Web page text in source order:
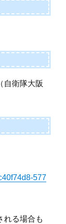
自衛隊大阪
577
れる場合も